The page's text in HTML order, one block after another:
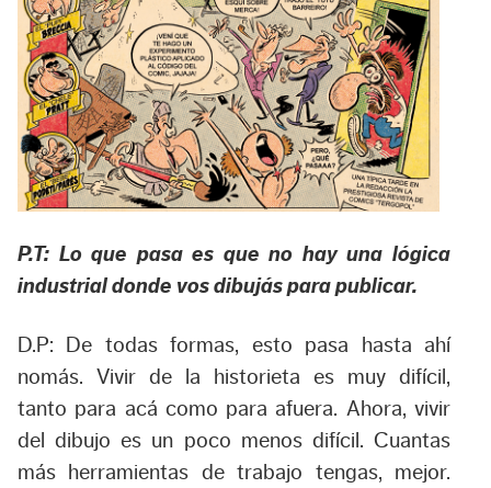
P.T: Lo que pasa es que no hay una lógica
industrial donde vos dibujás para publicar.
D.P: De todas formas, esto pasa hasta ahí
nomás. Vivir de la historieta es muy difícil,
tanto para acá como para afuera. Ahora, vivir
del dibujo es un poco menos difícil. Cuantas
más herramientas de trabajo tengas, mejor.